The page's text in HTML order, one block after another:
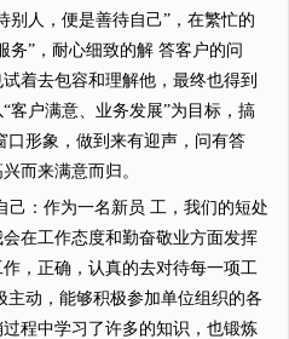
别人，便是善待自己”，在繁忙的
务”，耐心细致的解 答客户的问
着去包容和理解他，最终也得到
客户满意、业务发展”为目标，搞
口形象，做到来有迎声，问有答
而来满意而归。
：作为一名新员 工，我们的短处
在工作态度和勤奋敬业方面发挥
，正确，认真的去对待每一项工
动，能够积极参加单位组织的各
程中学习了许多的知识，也锻炼